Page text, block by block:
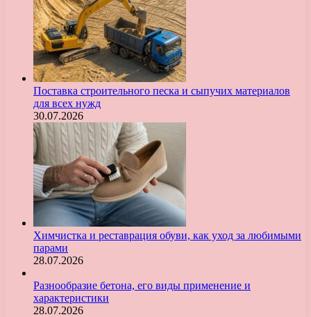
Поставка строительного песка и сыпучих материалов
для всех нужд
30.07.2026
Химчистка и реставрация обуви, как уход за любимыми
парами
28.07.2026
Разнообразие бетона, его виды применение и
характеристики
28.07.2026